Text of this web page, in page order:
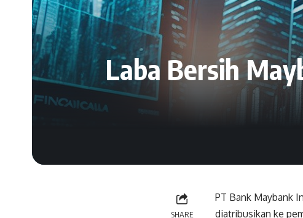
Laba Bersih
SHARE
PT Bank Maybank
diatribusikan ke